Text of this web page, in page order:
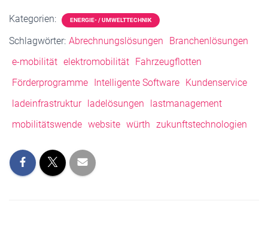
Kategorien: ENERGIE- / UMWELTTECHNIK
Schlagwörter: Abrechnungslösungen
Branchenlösungen
e-mobilität elektromobilität
Fahrzeugflotten
Förderprogramme
Intelligente Software
Kundenservice
ladeinfrastruktur
ladelösungen
lastmanagement
mobilitätswende website würth zukunftstechnologien